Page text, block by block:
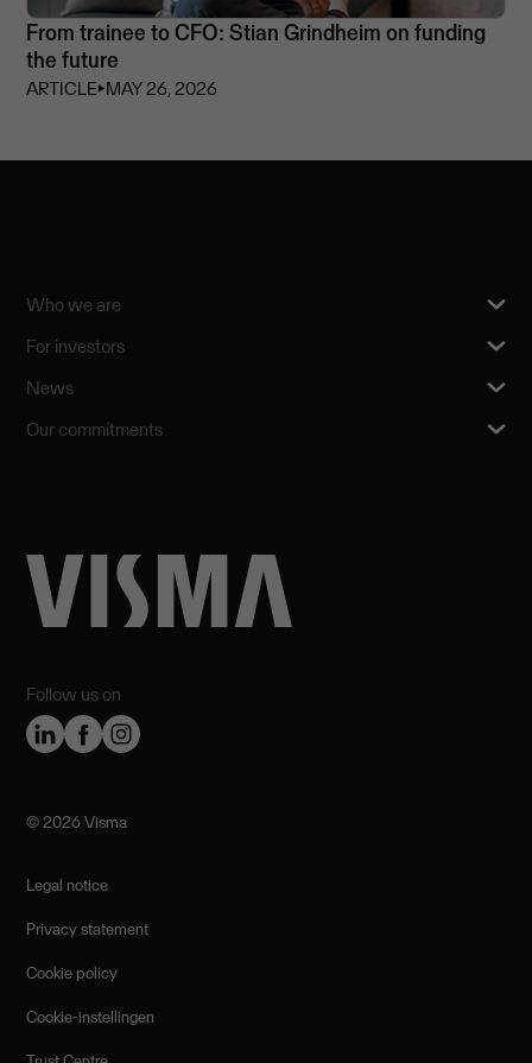
From trainee to CFO: Stian Grindheim on funding
the future
ARTICLE⏵MAY 26, 2026
Follow us on
Who we are
For investors
News
Our commitments
©️ 2026 Visma
Legal notice
Privacy statement
Cookie policy
Cookie-instellingen